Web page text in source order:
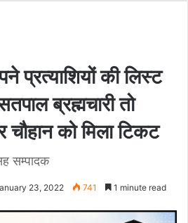
प्रत्याशियों की लिस्ट
ब्रह्मचारी तो
चौहान को मिला टिकट
सम्पादक
23, 2022 741 1 minute read